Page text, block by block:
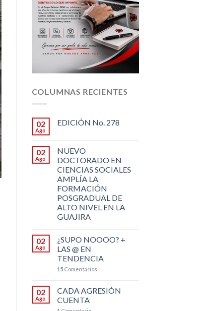
COLUMNAS RECIENTES
02
Ago
EDICIÓN No. 278
02
Ago
NUEVO
DOCTORADO EN
CIENCIAS SOCIALES
AMPLÍA LA
FORMACIÓN
POSGRADUAL DE
ALTO NIVEL EN LA
GUAJIRA
02
Ago
¿SUPO NOOOO? +
LAS @ EN
TENDENCIA
15Comentarios
02
Ago
CADA AGRESIÓN
CUENTA